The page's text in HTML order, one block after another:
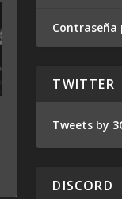
Contraseña
TWITTER
Tweets by
DISCORD